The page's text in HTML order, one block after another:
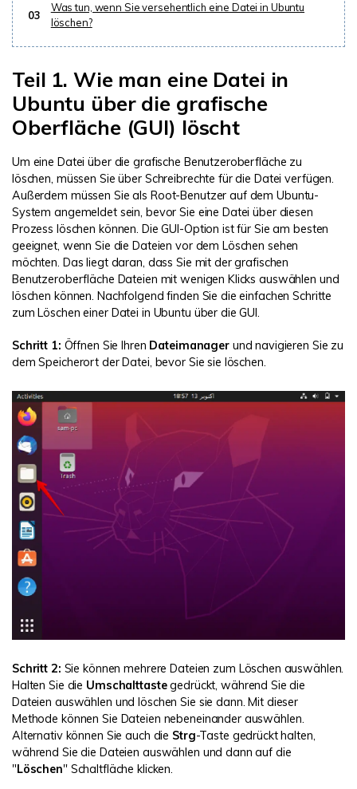
03
Was tun, wenn Sie versehentlich eine Datei in Ubuntu
löschen?
Teil 1. Wie man eine Datei in
Ubuntu über die grafische
Oberfläche (GUI) löscht
Um eine Datei über die grafische Benutzeroberfläche zu
löschen, müssen Sie über Schreibrechte für die Datei verfügen.
Außerdem müssen Sie als Root-Benutzer auf dem Ubuntu-
System angemeldet sein, bevor Sie eine Datei über diesen
Prozess löschen können. Die GUI-Option ist für Sie am besten
geeignet, wenn Sie die Dateien vor dem Löschen sehen
möchten. Das liegt daran, dass Sie mit der grafischen
Benutzeroberfläche Dateien mit wenigen Klicks auswählen und
löschen können. Nachfolgend finden Sie die einfachen Schritte
zum Löschen einer Datei in Ubuntu über die GUI.
Schritt 1: Öffnen Sie Ihren Dateimanagerund navigieren Sie zu
dem Speicherort der Datei, bevor Sie sie löschen.
Schritt 2: Sie können mehrere Dateien zum Löschen auswählen.
Halten Sie die Umschalttastegedrückt, während Sie die
Dateien auswählen und löschen Sie sie dann. Mit dieser
Methode können Sie Dateien nebeneinander auswählen.
Alternativ können Sie auch die Strg-Taste gedrückt halten,
während Sie die Dateien auswählen und dann auf die
"Löschen" Schaltfläche klicken.